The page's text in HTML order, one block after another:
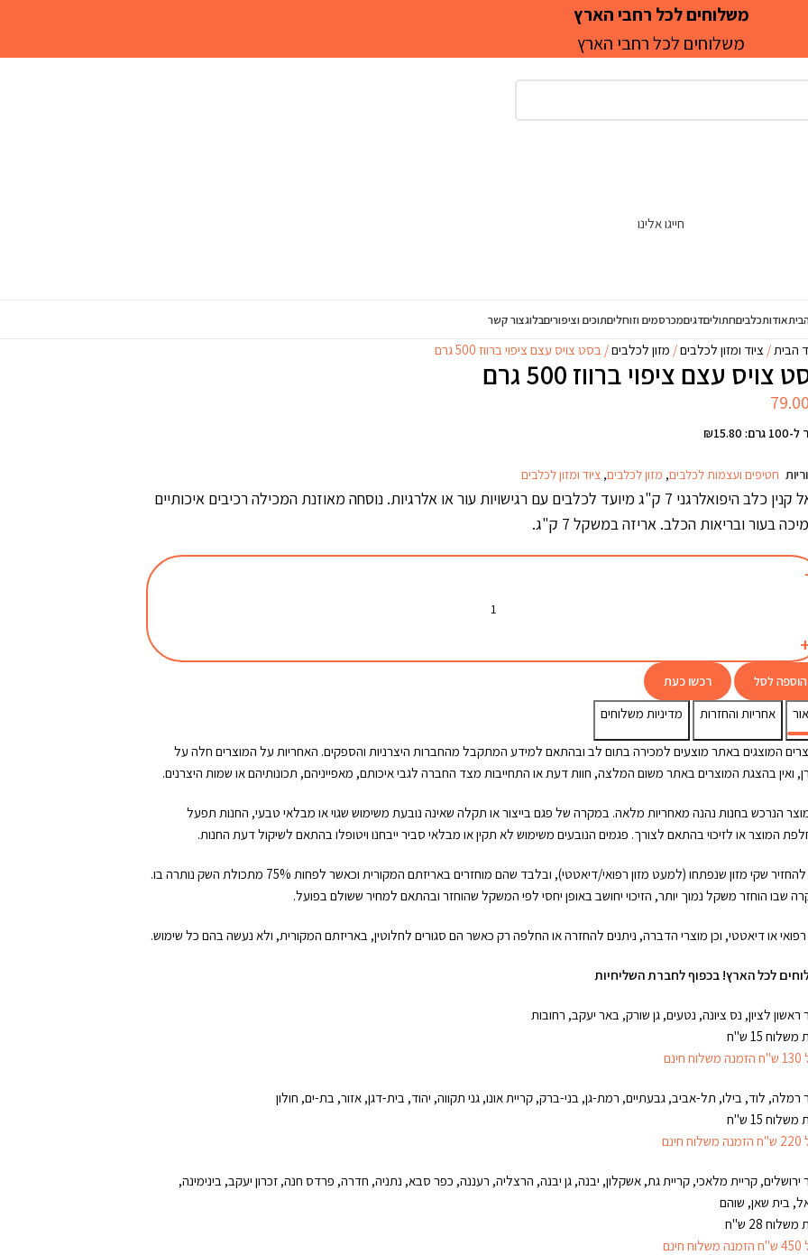
משלוחים לכל רחבי הארץ
משלוחים לכל רחבי הארץ
חייגו אלינו
אודותכלביםחתוליםדגיםמכרסמים וזוחליםתוכים וציפוריםבלוגצור קשר
הבית ציוד ומזון לכלבים מזון לכלבים בסט צויס עצם ציפוי ברווז 500 גרם
צויס עצם ציפוי ברווז 500 גרם
79.00
₪15.80
חטיפים ועצמות לכלבים, מזון לכלבים,ציוד ומזון לכלבים
רויאל קנין כלב היפואלרגני 7 ק"ג מיועד לכלבים עם רגישויות עור או אלרגיות. נוסחה מאוזנת המכילה רכיבים איכותיים
בעור ובריאות הכלב. אריזה במשקל 7 ק"ג.
הוספה לסל רכשו כעת
אחריות והחזרות מדיניות משלוחים
המוצגים באתר מוצעים למכירה בתום לב ובהתאם למידע המתקבל מהחברות היצרניות והספקים. האחריות על המוצרים חלה על
ואין בהצגת המוצרים באתר משום המלצה, חוות דעת או התחייבות מצד החברה לגבי איכותם, מאפייניהם, תכונותיהם או שמות היצרנים.
הנרכש בחנות נהנה מאחריות מלאה. במקרה של פגם בייצור או תקלה שאינה נובעת משימוש שגוי או מבלאי טבעי, החנות תפעל
המוצר או לזיכוי בהתאם לצורך. פגמים הנובעים משימוש לא תקין או מבלאי סביר ייבחנו ויטופלו בהתאם לשיקול דעת החנות.
ניתן להחזיר שקי מזון שנפתחו (למעט מזון רפואי/דיאטטי), ובלבד שהם מוחזרים באריזתם המקורית וכאשר לפחות 75% מתכולת השק נותרה בו.
שבו הוחזר משקל נמוך יותר, הזיכוי יחושב באופן יחסי לפי המשקל שהוחזר ובהתאם למחיר ששולם בפועל.
רפואי או דיאטטי, וכן מוצרי הדברה, ניתנים להחזרה או החלפה רק כאשר הם סגורים לחלוטין, באריזתם המקורית, ולא נעשה בהם כל שימוש.
לכל הארץ!בכפוף לחברת השליחיות
ראשון לציון, נס ציונה, נטעים, גן שורק, באר יעקב, רחובות
15 ש"ח
רמלה, לוד, בילו, תל-אביב, גבעתיים, רמת-גן, בני-ברק, קריית אונו, גני תקווה, יהוד, בית-דגן, אזור, בת-ים, חולון
15 ש"ח
ירושלים, קריית מלאכי, קריית גת, אשקלון, יבנה, גן יבנה, הרצליה, רעננה, כפר סבא, נתניה, חדרה, פרדס חנה, זכרון יעקב, בינימינה,
בית שאן, שוהם
28 ש"ח